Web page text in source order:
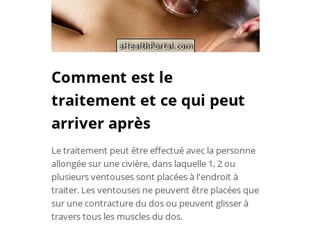
Comment est le
traitement et ce qui peut
arriver après
Le traitement peut être effectué avec la personne
allongée sur une civière, dans laquelle 1, 2 ou
plusieurs ventouses sont placées à l'endroit à
traiter. Les ventouses ne peuvent être placées que
sur une contracture du dos ou peuvent glisser à
travers tous les muscles du dos.